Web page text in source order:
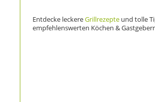
Entdecke leckereGrillrezepte und tolle
empfehlenswerten Köchen &